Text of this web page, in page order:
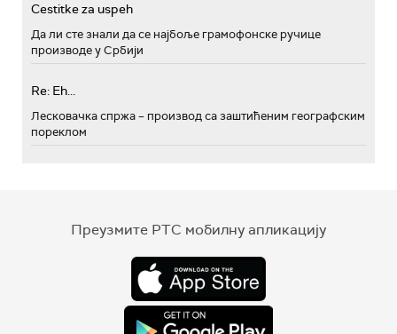
Cestitke za uspeh
Да ли сте знали да се најбоље грамофонске ручице
производе у Србији
Re: Eh...
Лесковачка спржа – производ са заштићеним географским
пореклом
Преузмите РТС мобилну апликацију